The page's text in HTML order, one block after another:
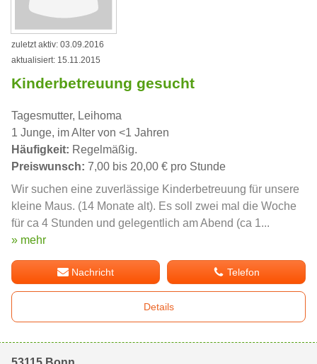
zuletzt aktiv: 03.09.2016
aktualisiert: 15.11.2015
Kinderbetreuung gesucht
Tagesmutter, Leihoma
1 Junge, im Alter von <1 Jahren
Häufigkeit: Regelmäßig.
Preiswunsch: 7,00 bis 20,00 € pro Stunde
Wir suchen eine zuverlässige Kinderbetreuung für unsere
kleine Maus. (14 Monate alt). Es soll zwei mal die Woche
für ca 4 Stunden und gelegentlich am Abend (ca 1...
» mehr
Nachricht Telefon
Details